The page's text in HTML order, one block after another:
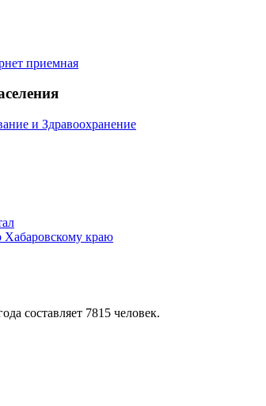
и Здравоохранение
составляет 7815 человек.